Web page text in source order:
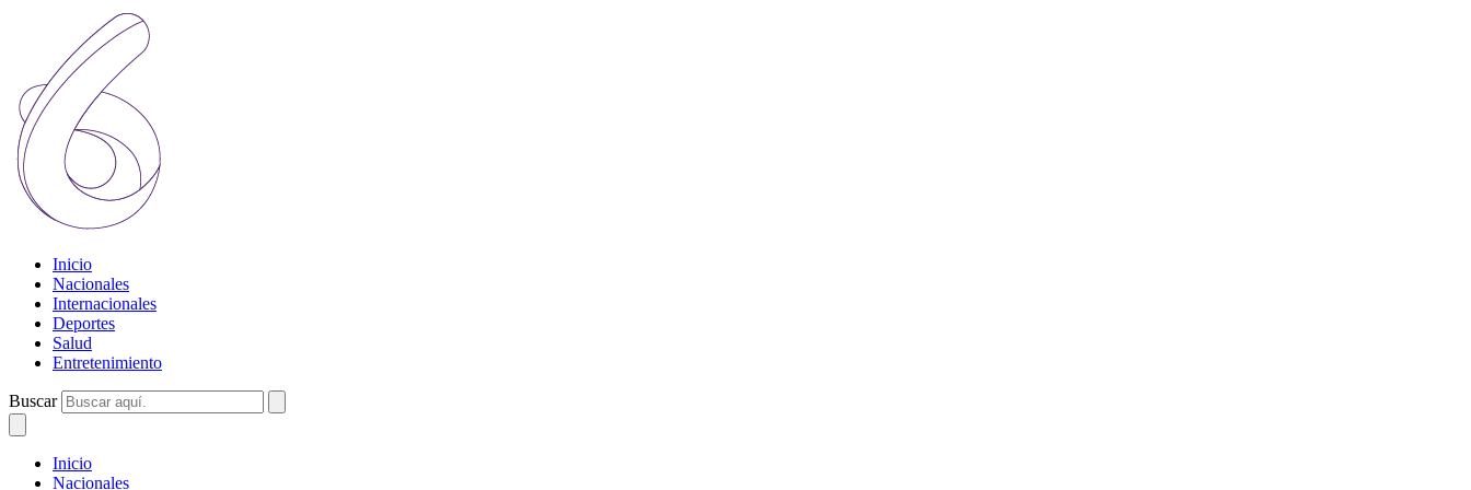
Inicio
Nacionales
Internacionales
Deportes
Salud
Entretenimiento
Buscar
Inicio
Nacionales